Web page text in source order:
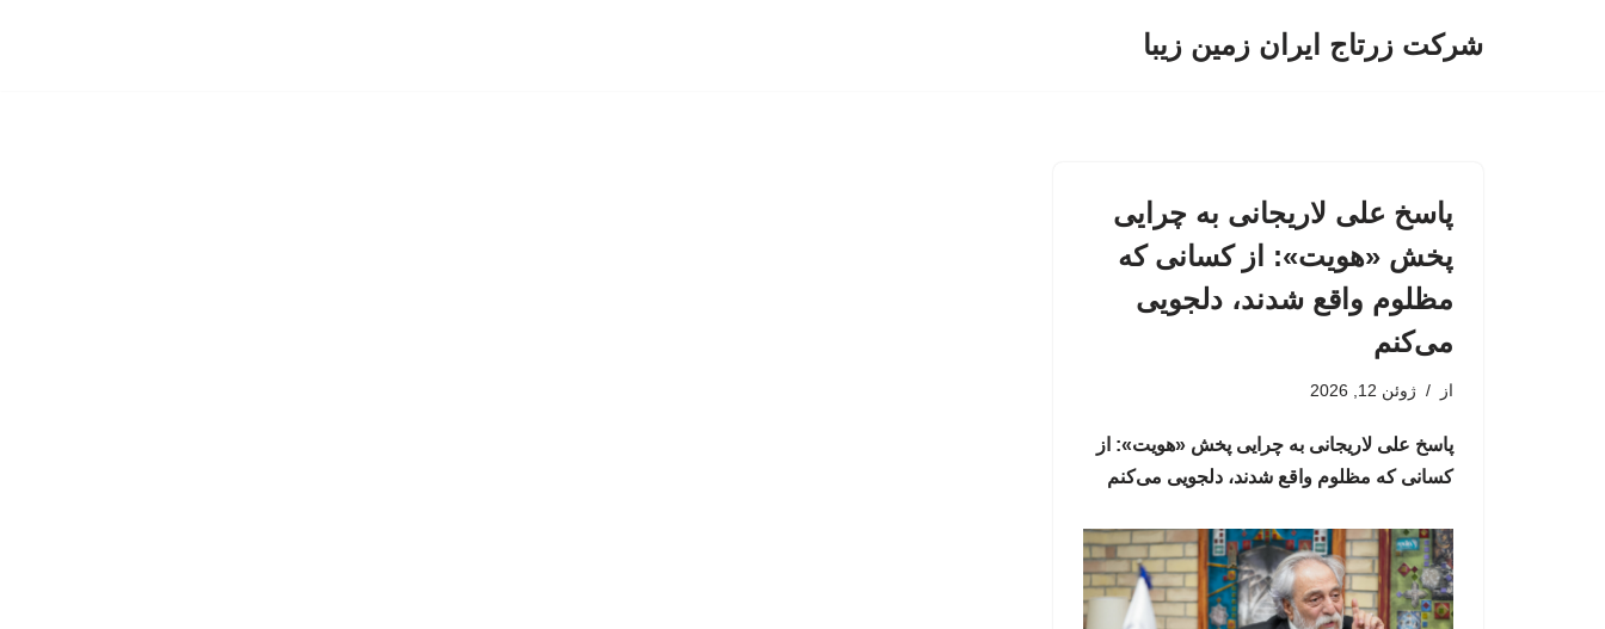
شرکت زرتاج ایران زمین زیبا
پاسخ علی لاریجانی به چرایی
پخش «هویت»: از کسانی که
مظلوم واقع شدند، دلجویی
می‌کنم
از ژوئن 12, 2026
پاسخ علی لاریجانی به چرایی پخش «هویت»: از
کسانی که مظلوم واقع شدند، دلجویی می‌کنم